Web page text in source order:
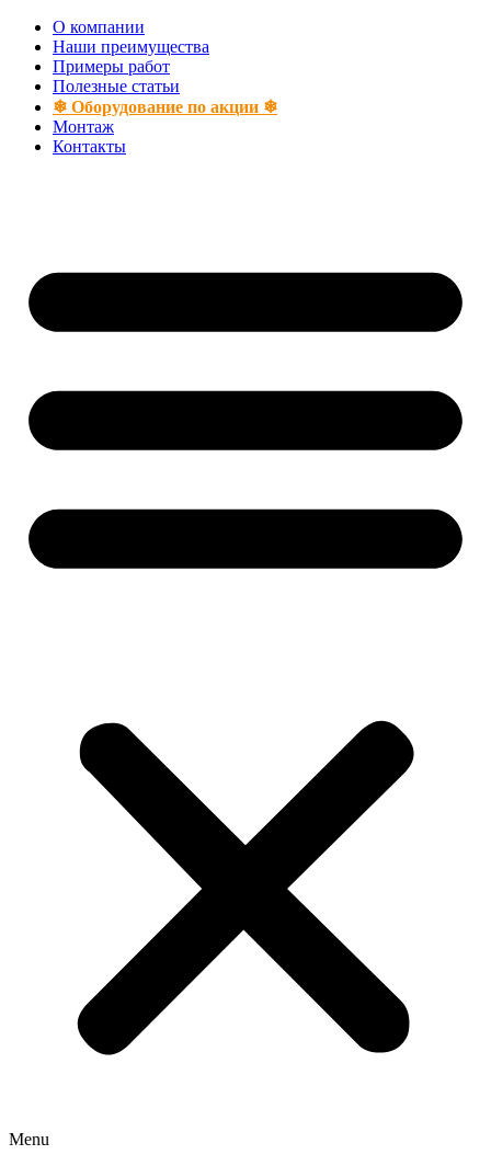
Перейти
содержимому
О компании
Наши преимущества
Примеры работ
Полезные статьи
❄ Оборудование по акции ❄
Монтаж
Контакты
Menu